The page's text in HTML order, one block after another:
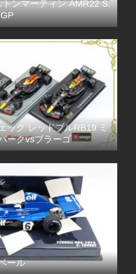
ンマーティン AMR22 S.
ック レッドブルRB19 ミ
ークvsブラーゴ
ール